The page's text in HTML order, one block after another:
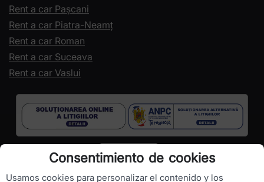
Rent a car Pașcani
Rent a car Piatra-Neamț
Rent a car Roman
Rent a car Suceava
Rent a car Vaslui
Consentimiento de cookies
Usamos cookies para personalizar el contenido y los